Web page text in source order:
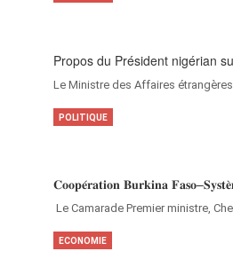
Propos du Président nigérian
Le Ministre des Affaires
𝐂𝐨𝐨𝐩𝐞́𝐫𝐚𝐭𝐢𝐨𝐧 𝐁𝐮𝐫𝐤𝐢𝐧𝐚
‎Le Camarade Premier ministre,
POLITIQUE
ECONOMIE